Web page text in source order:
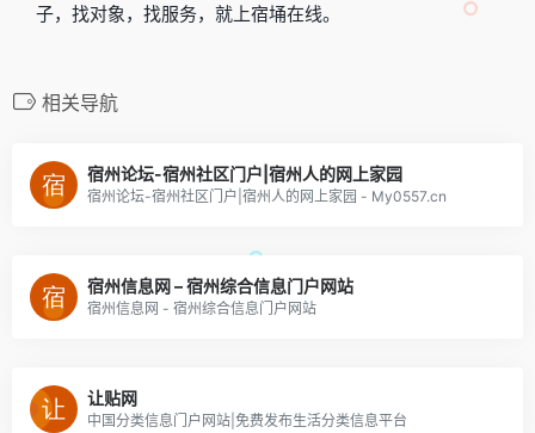
子，找对象，找服务，就上宿埇在线。
相关导航
宿州论坛-宿州社区门户|宿州人的网上家园
宿州论坛-宿州社区门户|宿州人的网上家园 - My0557.cn
宿州信息网 – 宿州综合信息门户网站
宿州信息网 - 宿州综合信息门户网站
让贴网
中国分类信息门户网站|免费发布生活分类信息平台